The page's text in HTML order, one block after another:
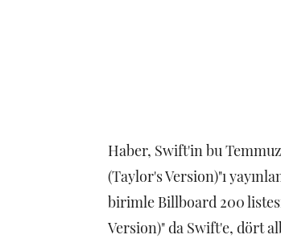
Haber, Swift'in bu
(Taylor's Version)"ı
birimle Billboard 200
Version)" da Swift'e, dört